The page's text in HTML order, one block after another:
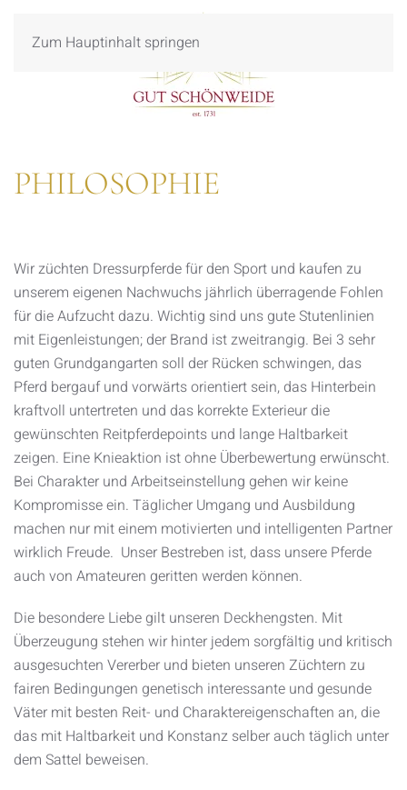
Zum Hauptinhalt springen
PHILOSOPHIE
Wir züchten Dressurpferde für den Sport und kaufen zu
unserem eigenen Nachwuchs jährlich überragende Fohlen
für die Aufzucht dazu. Wichtig sind uns gute Stutenlinien
mit Eigenleistungen; der Brand ist zweitrangig. Bei 3 sehr
guten Grundgangarten soll der Rücken schwingen, das
Pferd bergauf und vorwärts orientiert sein, das Hinterbein
kraftvoll untertreten und das korrekte Exterieur die
gewünschten Reitpferdepoints und lange Haltbarkeit
zeigen. Eine Knieaktion ist ohne Überbewertung erwünscht.
Bei Charakter und Arbeitseinstellung gehen wir keine
Kompromisse ein. Täglicher Umgang und Ausbildung
machen nur mit einem motivierten und intelligenten Partner
wirklich Freude. Unser Bestreben ist, dass unsere Pferde
auch von Amateuren geritten werden können.
Die besondere Liebe gilt unseren Deckhengsten. Mit
Überzeugung stehen wir hinter jedem sorgfältig und kritisch
ausgesuchten Vererber und bieten unseren Züchtern zu
fairen Bedingungen genetisch interessante und gesunde
Väter mit besten Reit- und Charaktereigenschaften an, die
das mit Haltbarkeit und Konstanz selber auch täglich unter
dem Sattel beweisen.